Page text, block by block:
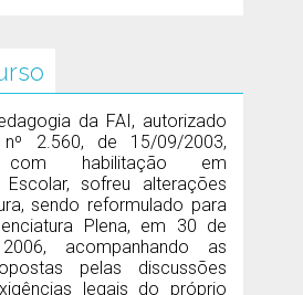
da FAI, autorizado
2.560, de 15/09/2003,
com habilitação em
Escolar, sofreu alterações
sendo reformulado para
Plena, em 30 de
acompanhando as
pelas discussões
legais do próprio